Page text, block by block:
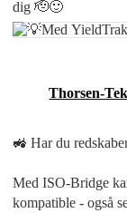
dig 🫡🙂
Thorsen-
🚜 Har du
Med ISO-Bridge
kompatible - også